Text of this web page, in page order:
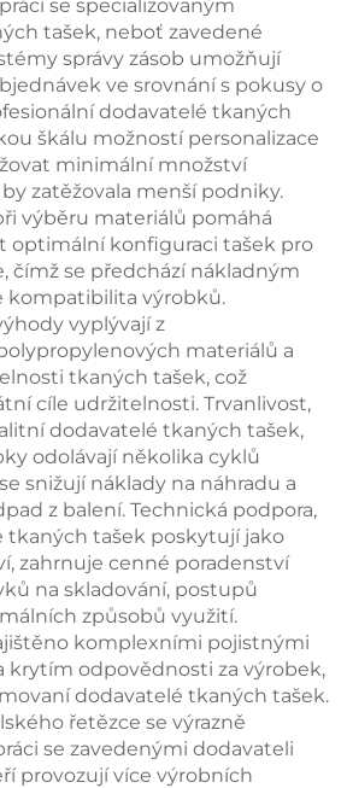
se specializovaným
tašek, neboť zavedené
správy zásob umožňují
ve srovnání s pokusy o
dodavatelé tkaných
škálu možností personalizace
minimální množství
zatěžovala menší podniky.
výběru materiálů pomáhá
optimální konfiguraci tašek pro
čímž se předchází nákladným
kompatibilita výrobků.
vyplývají z
materiálů a
tkaných tašek, což
cíle udržitelnosti. Trvanlivost,
dodavatelé tkaných tašek,
odolávají několika cyklů
snižují náklady na náhradu a
z balení. Technická podpora,
tkaných tašek poskytují jako
zahrnuje cenné poradenství
na skladování, postupů
způsobů využití.
komplexními pojistnými
krytím odpovědnosti za výrobek,
dodavatelé tkaných tašek.
řetězce se výrazně
se zavedenými dodavateli
provozují více výrobních